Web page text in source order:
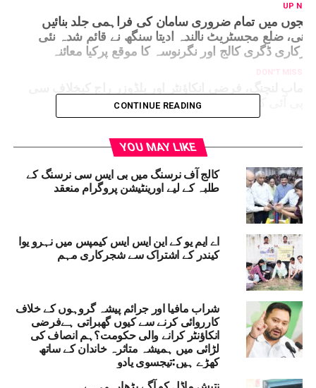
UP
میں تمام ضروری سامان کی فراہمی جلد بنائیں
ضلع مجسٹریٹ نالندہ ادیتا سنگھ نے قائم شدہ نئی
ڈگری کالج اور نگرنوسہ کا موقع پرکیا معائنہ
DON'T MISS
پی آئی کا احتجاج
CONTINUE READING
YOU MAY LIKE
کالج آف نرسنگ میں بی ایس سی نرسنگ کے
طلبہ کے لیے اورینٹیشن پروگرام منعقد
اے ایم یو کے این ایس ایس کیمپس میں نہرو یوا
کیندر کے اشتراک سے شجرکاری مہم
شراب مافیا اور جرائم پیشہ گروہوں کے خلاف
کارروائی کرنے سے کیوں گھبراتی ہےفرضی
انکاؤنٹر کرانے والی حکومت؟ہم انصاف کی
لڑائی میں ہمیشہ متاثرہ خاندان کے ساتھ
کھڑے ہیں:تیجسوی یادو